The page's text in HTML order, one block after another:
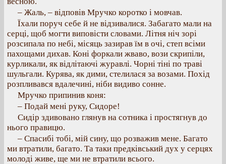
– Жаль, – відповів Мручко коротко і мовчав.
Їхали поруч себе й не відзивалися. Забагато мали на
серці, щоб могти виповісти словами. Літня ніч зорі
розсипала по небі, місяць зазирав їм в очі, степ всіми
пахощами дихав. Коні форкали жваво, вози скрипіли,
курликали, як відлітаючі журавлі. Чорні тіні по траві
шульгали. Курява, як дими, стелилася за возами. Похід
розпливався вдалечині, ніби видиво сонне.
Мручко припинив коня:
– Подай мені руку, Сидоре!
Сидір здивовано глянув на сотника і простягнув до
нього правицю.
– Спасибі тобі, мій сину, що розважив мене. Багато
ми втратили, багато. Та таки предківський дух у серцях
молоді живе, ще ми не втратили всього.